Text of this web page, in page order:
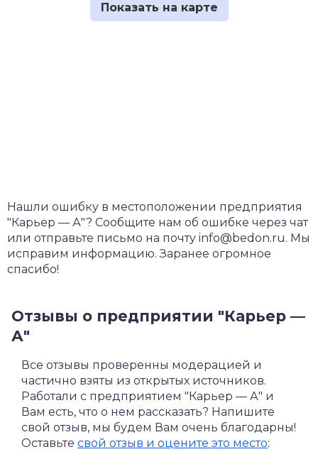
Нашли ошибку в местоположении предприятия
"Карьер — А"? Сообщите нам об ошибке через чат
или отправьте письмо на почту info@bedon.ru. Мы
исправим информацию. Заранее огромное
спасибо!
Отзывы о предприятии "Карьер —
А"
Все отзывы проверенны модерацией и
частично взяты из открытых источников.
Работали с предприятием "Карьер — А" и
Вам есть, что о нем рассказать? Напишите
свой отзыв, мы будем Вам очень благодарны!
Оставьте свой отзыв и оцените это место: